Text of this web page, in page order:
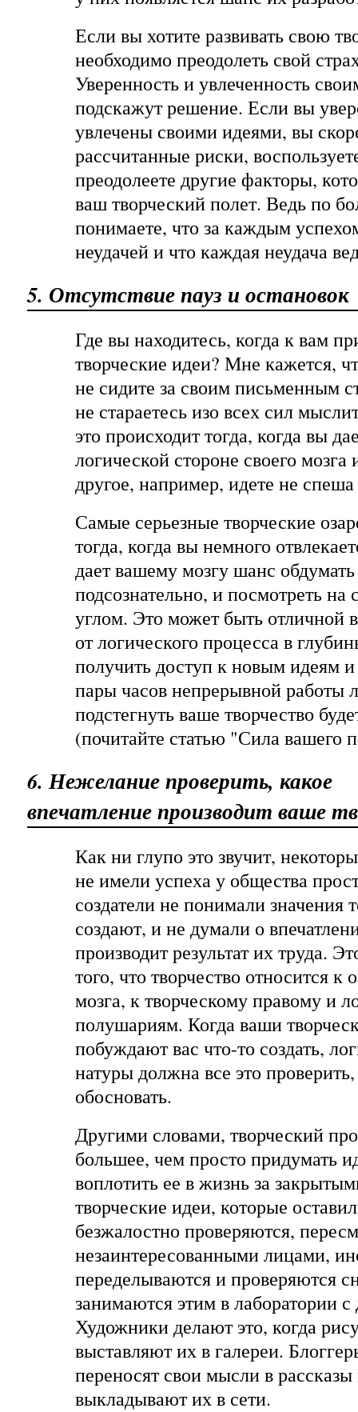
Если вы хотите развивать свою
необходимо преодолеть свой
Уверенность и увлеченность
подскажут решение. Если вы
увлечены своими идеями, вы
рассчитанные риски,
преодолеете другие факторы,
ваш творческий полет. Ведь по
понимаете, что за каждым
неудачей и что каждая неудача
5. Отсутствие пауз и остановок
Где вы находитесь, когда к вам
творческие идеи? Мне кажется,
не сидите за своим письменным
не стараетесь изо всех сил
это происходит тогда, когда вы
логической стороне своего мозга
другое, например, идете не
Самые серьезные творческие
тогда, когда вы немного
дает вашему мозгу шанс
подсознательно, и посмотреть
углом. Это может быть отличной
от логического процесса в
получить доступ к новым идеям
пары часов непрерывной работы
подстегнуть ваше творчество
(почитайте статью "Сила вашего
6. Нежелание проверить, какое
впечатление производит ваше
Как ни глупо это звучит,
не имели успеха у общества
создатели не понимали значения
создают, и не думали о
производит результат их труда.
того, что творчество относится к
мозга, к творческому правому и
полушариям. Когда ваши
побуждают вас что-то создать,
натуры должна все это
обосновать.
Другими словами, творческий
большее, чем просто придумать
воплотить ее в жизнь за
творческие идеи, которые
безжалостно проверяются,
незаинтересованными лицами,
переделываются и проверяются
занимаются этим в лаборатории
Художники делают это, когда
выставляют их в галереи.
переносят свои мысли в рассказы
выкладывают их в сети.